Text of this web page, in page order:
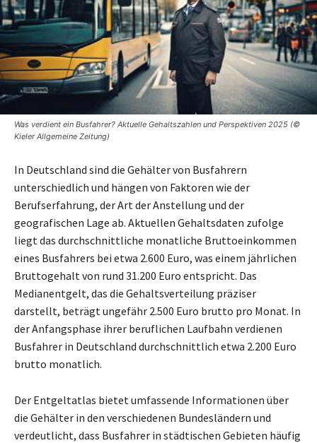
Was verdient ein Busfahrer? Aktuelle Gehaltszahlen und Perspektiven 2025 (©
Kieler Allgemeine Zeitung)
In Deutschland sind die Gehälter von Busfahrern
unterschiedlich und hängen von Faktoren wie der
Berufserfahrung, der Art der Anstellung und der
geografischen Lage ab. Aktuellen Gehaltsdaten zufolge
liegt das durchschnittliche monatliche Bruttoeinkommen
eines Busfahrers bei etwa 2.600 Euro, was einem jährlichen
Bruttogehalt von rund 31.200 Euro entspricht. Das
Medianentgelt, das die Gehaltsverteilung präziser
darstellt, beträgt ungefähr 2.500 Euro brutto pro Monat. In
der Anfangsphase ihrer beruflichen Laufbahn verdienen
Busfahrer in Deutschland durchschnittlich etwa 2.200 Euro
brutto monatlich.
Der Entgeltatlas bietet umfassende Informationen über
die Gehälter in den verschiedenen Bundesländern und
verdeutlicht, dass Busfahrer in städtischen Gebieten häufig